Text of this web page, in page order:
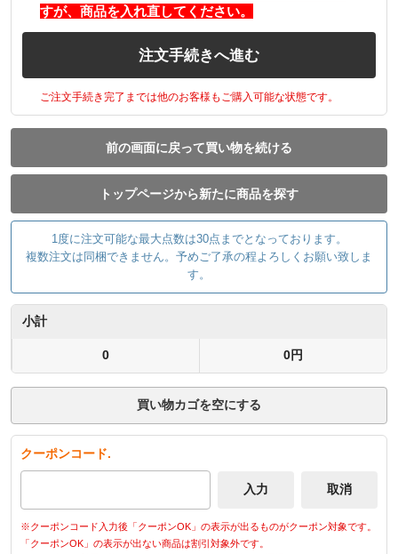
すが、商品を入れ直してください。
注文手続きへ進む
ご注文手続き完了までは他のお客様もご購入可能な状態です。
前の画面に戻って買い物を続ける
トップページから新たに商品を探す
1度に注文可能な最大点数は30点までとなっております。
複数注文は同梱できません。予めご了承の程よろしくお願い致しま
す。
小計
0 0円
買い物カゴを空にする
クーポンコード.
※クーポンコード入力後「クーポンOK」の表示が出るものがクーポン対象です。
「クーポンOK」の表示が出ない商品は割引対象外です。